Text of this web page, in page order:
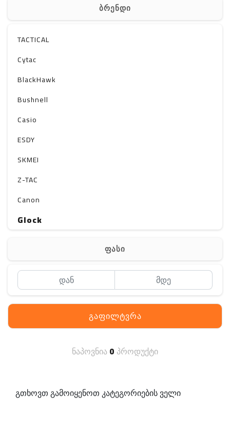
სხვა
Off-Road
ბრენდი
TACTICAL
Cytac
BlackHawk
Bushnell
Casio
ESDY
SKMEI
Z-TAC
Canon
Glock
Lancer Tactical
SIG SAUER
PENTAGON
ფასი
გაფილტვრა
ნაპოვნია0 პროდუქტი
გთხოვთ გამოიყენოთ კატეგორიების ველი